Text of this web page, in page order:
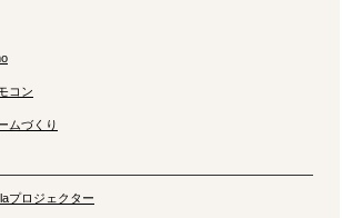
コン
ムづくり
プロジェクター